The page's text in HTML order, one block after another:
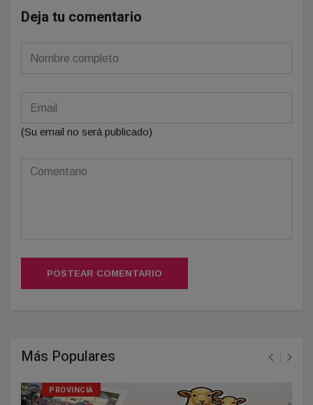
Deja tu comentario
(Su email no será publicado)
POSTEAR COMENTARIO
Más Populares
PROVINCIA